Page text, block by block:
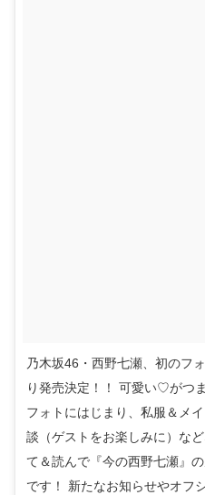
乃木坂46・西野七瀬、初のフ
り発売決定！！‬ 可愛い♡がつ
フォトにはじまり、私服＆メ
談（ゲストをお楽しみに）な
て＆読んで『今の西野七瀬』
です！ 新たなお知らせやオフ